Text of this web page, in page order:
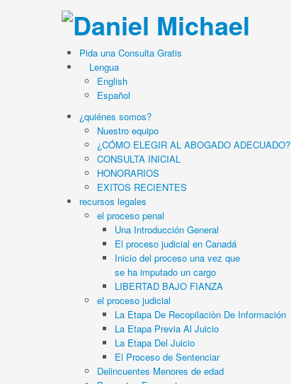
Pida una Consulta Gratis
Lengua
English
Español
¿quiénes somos?
Nuestro equipo
¿CÓMO ELEGIR AL ABOGADO ADECUADO?
CONSULTA INICIAL
HONORARIOS
EXITOS RECIENTES
recursos legales
el proceso penal
Una Introducción General
El proceso judicial en Canadá
Inicio del proceso una vez que
se ha imputado un cargo
LIBERTAD BAJO FIANZA
el proceso judicial
La Etapa De Recopilaciòn De Información
La Etapa Previa Al Juicio
La Etapa Del Juicio
El Proceso de Sentenciar
Delincuentes Menores de edad